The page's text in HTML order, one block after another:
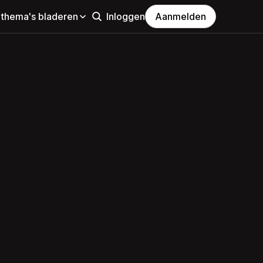
bladeren Inloggen Aanmelden